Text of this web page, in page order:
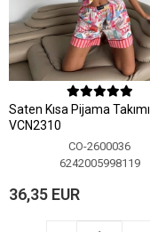
Saten Kısa Pijama Takımı
VCN2310
CO-2600036
6242005998119
36,35 EUR